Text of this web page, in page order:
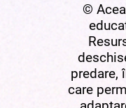
©
predare,
care